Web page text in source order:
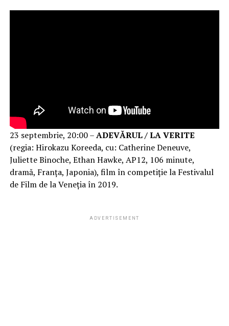
23 septembrie, 20:00 –ADEVĂRUL / LA VERITE
(regia: Hirokazu Koreeda, cu: Catherine Deneuve,
Juliette Binoche, Ethan Hawke, AP12, 106 minute,
dramă, Franța, Japonia), film în competiție la Festivalul
de Film de la Veneția în 2019.
ADVERTISEMENT